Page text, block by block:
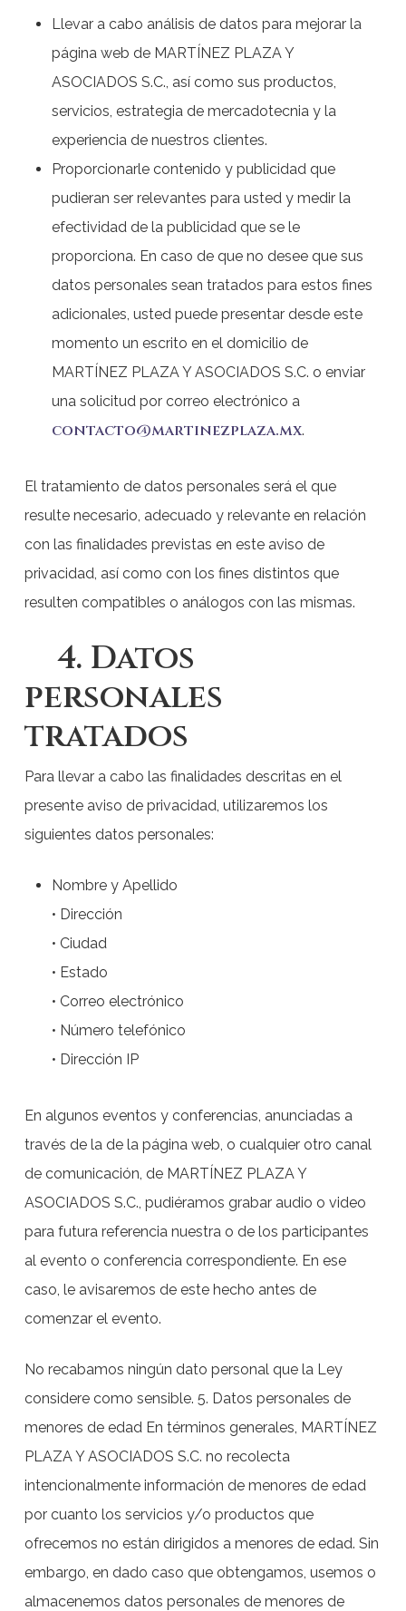
Llevar a cabo análisis de datos para mejorar la
página web de MARTÍNEZ PLAZA Y
ASOCIADOS S.C., así como sus productos,
servicios, estrategia de mercadotecnia y la
experiencia de nuestros clientes.
Proporcionarle contenido y publicidad que
pudieran ser relevantes para usted y medir la
efectividad de la publicidad que se le
proporciona. En caso de que no desee que sus
datos personales sean tratados para estos fines
adicionales, usted puede presentar desde este
momento un escrito en el domicilio de
MARTÍNEZ PLAZA Y ASOCIADOS S.C. o enviar
una solicitud por correo electrónico a
contacto@martinezplaza.mx.
El tratamiento de datos personales será el que
resulte necesario, adecuado y relevante en relación
con las finalidades previstas en este aviso de
privacidad, así como con los fines distintos que
resulten compatibles o análogos con las mismas.
4. Datos
personales
tratados
Para llevar a cabo las finalidades descritas en el
presente aviso de privacidad, utilizaremos los
siguientes datos personales:
Nombre y Apellido
• Dirección
• Ciudad
• Estado
• Correo electrónico
• Número telefónico
• Dirección IP
En algunos eventos y conferencias, anunciadas a
través de la de la página web, o cualquier otro canal
de comunicación, de MARTÍNEZ PLAZA Y
ASOCIADOS S.C., pudiéramos grabar audio o video
para futura referencia nuestra o de los participantes
al evento o conferencia correspondiente. En ese
caso, le avisaremos de este hecho antes de
comenzar el evento.
No recabamos ningún dato personal que la Ley
considere como sensible. 5. Datos personales de
menores de edad En términos generales, MARTÍNEZ
PLAZA Y ASOCIADOS S.C. no recolecta
intencionalmente información de menores de edad
por cuanto los servicios y/o productos que
ofrecemos no están dirigidos a menores de edad. Sin
embargo, en dado caso que obtengamos, usemos o
almacenemos datos personales de menores de